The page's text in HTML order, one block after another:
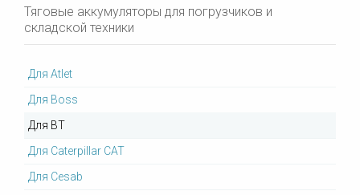
Тяговые аккумуляторы для погрузчиков и
складской техники
Для Atlet
Для Boss
Для BT
Для Caterpillar CAT
Для Cesab